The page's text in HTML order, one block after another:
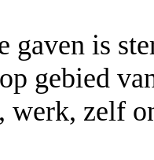
is
gebied
werk, zelf